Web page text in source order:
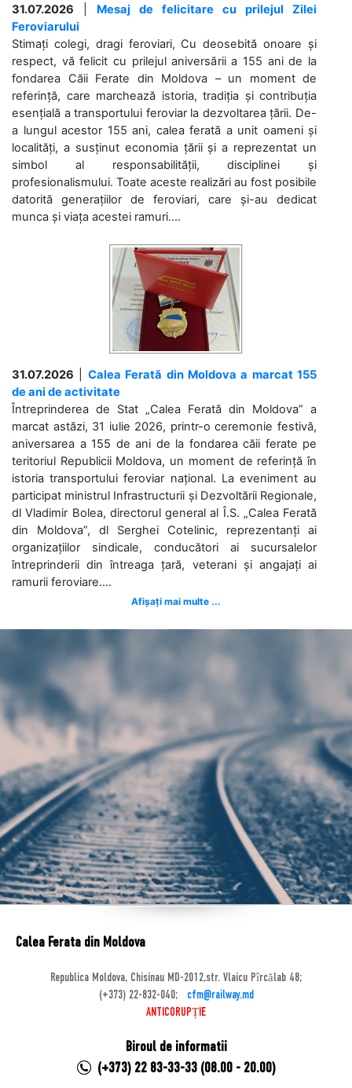
31.07.2026
Mesaj de felicitare cu prilejul Zilei
Feroviarului
Stimați colegi, dragi feroviari, Cu deosebită onoare și
respect, vă felicit cu prilejul aniversării a 155 ani de la
fondarea Căii Ferate din Moldova – un moment de
referință, care marchează istoria, tradiția și contribuția
esențială a transportului feroviar la dezvoltarea țării. De-
a lungul acestor 155 ani, calea ferată a unit oameni și
localități, a susținut economia țării și a reprezentat un
simbol al responsabilității, disciplinei și
profesionalismului. Toate aceste realizări au fost posibile
datorită generațiilor de feroviari, care și-au dedicat
munca și viața acestei ramuri....
31.07.2026
Calea Ferată din Moldova a marcat 155
de ani de activitate
Întreprinderea de Stat „Calea Ferată din Moldova” a
marcat astăzi, 31 iulie 2026, printr-o ceremonie festivă,
aniversarea a 155 de ani de la fondarea căii ferate pe
teritoriul Republicii Moldova, un moment de referință în
istoria transportului feroviar național. La eveniment au
participat ministrul Infrastructurii și Dezvoltării Regionale,
dl Vladimir Bolea, directorul general al Î.S. „Calea Ferată
din Moldova”, dl Serghei Cotelinic, reprezentanți ai
organizațiilor sindicale, conducători ai sucursalelor
întreprinderii din întreaga țară, veterani și angajați ai
ramurii feroviare....
Afișați mai multe ...
Calea Ferata din Moldova
Republica Moldova, Chisinau MD-2012,str. Vlaicu Pîrcălab 48;
(+373) 22-832-040;
cfm@railway.md
ANTICORUPȚIE
Biroul de informatii
(+373) 22 83-33-33 (08.00 - 20.00)